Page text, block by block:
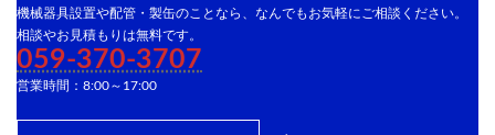
機械器具設置や配管・製缶のことなら、なんでもお気軽にご相談ください。
相談やお見積もりは無料です。
059-370-3707
営業時間：8:00～17:00